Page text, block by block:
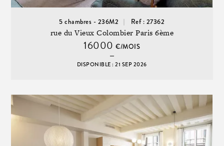
5 chambres - 236M2 Ref : 27362
rue du Vieux Colombier Paris 6ème
16000€/MOIS
DISPONIBLE : 21 SEP 2026